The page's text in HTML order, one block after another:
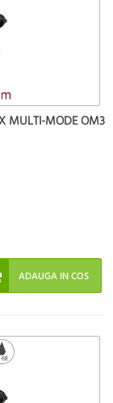
MULTI-MODE OM3